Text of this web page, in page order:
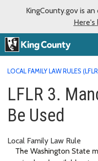
KingCounty.gov is
Here's
LOCAL FAMILY LAW RULES
LFLR 3.
Be Used
Local Family Law Rule
The Washington State